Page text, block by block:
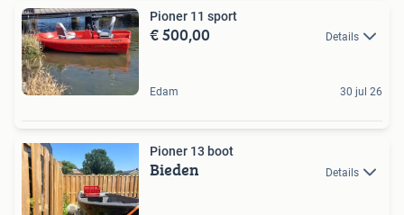
Pioner 11 sport
€ 500,00 Details
Edam 30 jul 26
Pioner 13 boot
Bieden Details